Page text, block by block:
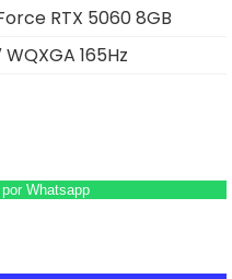
RTX 5060 8GB
WQXGA 165Hz
Whatsapp